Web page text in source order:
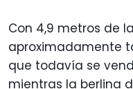
Con 4,9 metros de
aproximadamente
que todavía se
mientras la berlina